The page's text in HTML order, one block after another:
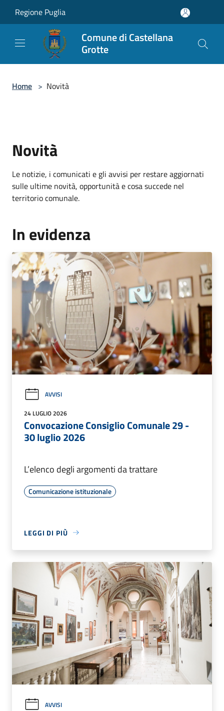
Regione Puglia
Comune di Castellana
Grotte
Home > Novità
Novità
Le notizie, i comunicati e gli avvisi per restare aggiornati
sulle ultime novità, opportunità e cosa succede nel
territorio comunale.
In evidenza
AVVISI
24 LUGLIO 2026
Convocazione Consiglio Comunale 29 -
30 luglio 2026
L’elenco degli argomenti da trattare
Comunicazione istituzionale
LEGGI DI PIÙ
AVVISI